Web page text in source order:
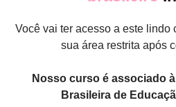
Você vai ter acesso a este lindo
sua área restrita após
Nosso curso é associado
Brasileira de